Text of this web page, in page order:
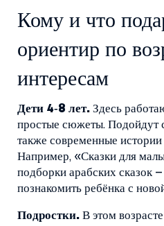
Кому и что
ориентир по
интересам
Дети 4‑8 лет. Здесь
простые сюжеты. Подойдут
также современные
Например, «Сказки для
подборки арабских сказок
познакомить ребёнка с
Подростки. В этом